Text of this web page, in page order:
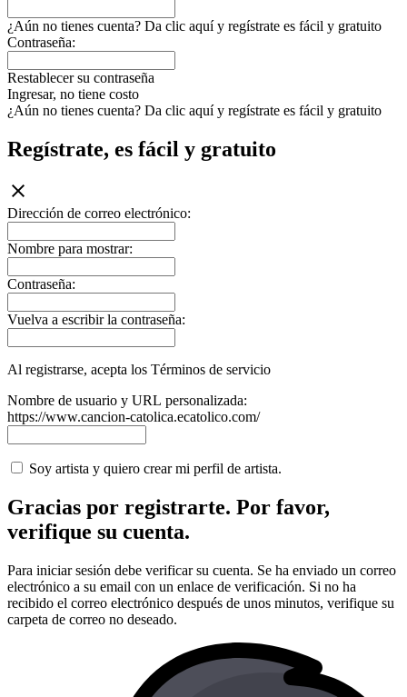
¿Aún no tienes cuenta? Da clic aquí y regístrate es fácil y gratuito
Contraseña:
Restablecer su contraseña
Ingresar, no tiene costo
¿Aún no tienes cuenta? Da clic aquí y regístrate es fácil y gratuito
Regístrate, es fácil y gratuito
Dirección de correo electrónico:
Nombre para mostrar:
Contraseña:
Vuelva a escribir la contraseña:
Al registrarse, acepta los Términos de servicio
Nombre de usuario y URL personalizada:
https://www.cancion-catolica.ecatolico.com/
Soy artista y quiero crear mi perfil de artista.
Gracias por registrarte. Por favor,
verifique su cuenta.
Para iniciar sesión debe verificar su cuenta. Se ha enviado un correo
electrónico a su email con un enlace de verificación. Si no ha
recibido el correo electrónico después de unos minutos, verifique su
carpeta de correo no deseado.